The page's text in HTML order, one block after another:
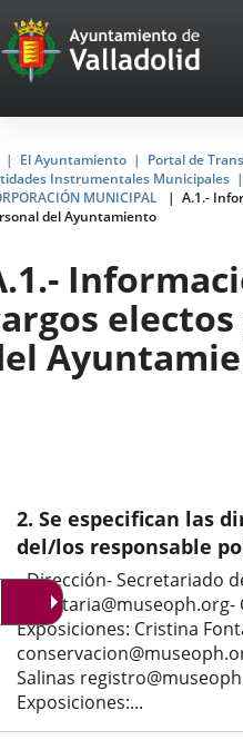
Portal
Web
del
de
Valladolid
El Ayuntamiento Portal de
Instrumentales Municipales
MUNICIPAL
A.1.-
del Ayuntamiento
2. Se especifican las
del/los responsable
- Dirección- Secretariado
Exposiciones: Cristina
Salinas
Exposiciones:...